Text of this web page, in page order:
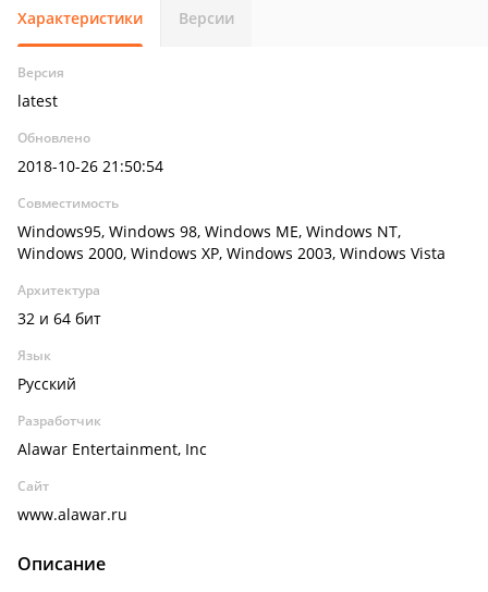
Характеристики Версии
Версия
latest
Обновлено
2018-10-26 21:50:54
Совместимость
Windows95, Windows 98, Windows ME, Windows NT,
Windows 2000, Windows XP, Windows 2003, Windows Vista
Архитектура
32 и 64 бит
Язык
Русский
Разработчик
Alawar Entertainment, Inc
Сайт
www.alawar.ru
Описание